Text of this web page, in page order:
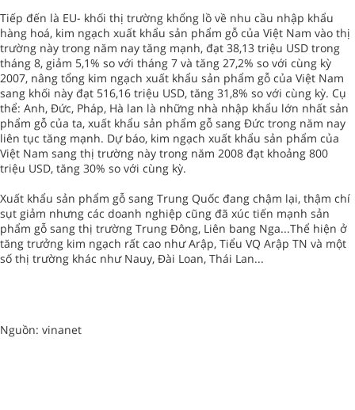
Tiếp đến là EU- khối thị trường khổng lồ về nhu cầu nhập khẩu
hàng hoá, kim ngạch xuất khẩu sản phẩm gỗ của Việt Nam vào thị
trường này trong năm nay tăng mạnh, đạt 38,13 triệu USD trong
tháng 8, giảm 5,1% so với tháng 7 và tăng 27,2% so với cùng kỳ
2007, nâng tổng kim ngạch xuất khẩu sản phẩm gỗ của Việt Nam
sang khối này đạt 516,16 triệu USD, tăng 31,8% so với cùng kỳ. Cụ
thể: Anh, Đức, Pháp, Hà lan là những nhà nhập khẩu lớn nhất sản
phẩm gỗ của ta, xuất khẩu sản phẩm gỗ sang Đức trong năm nay
liên tục tăng mạnh. Dự báo, kim ngạch xuất khẩu sản phẩm của
Việt Nam sang thị trường này trong năm 2008 đạt khoảng 800
triệu USD, tăng 30% so với cùng kỳ.
Xuất khẩu sản phẩm gỗ sang Trung Quốc đang chậm lại, thậm chí
sụt giảm nhưng các doanh nghiệp cũng đã xúc tiến mạnh sản
phẩm gỗ sang thị trường Trung Đông, Liên bang Nga...Thể hiện ở
tăng trưởng kim ngạch rất cao như Arập, Tiểu VQ Arập TN và một
số thị trường khác như Nauy, Đài Loan, Thái Lan...
Nguồn: vinanet